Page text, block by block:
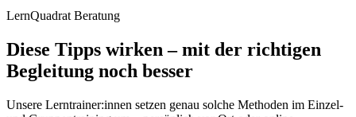
LernQuadrat Beratung
Diese Tipps wirken – mit der richtigen
Begleitung noch besser
Unsere Lerntrainer:innen setzen genau solche Methoden im Einzel-